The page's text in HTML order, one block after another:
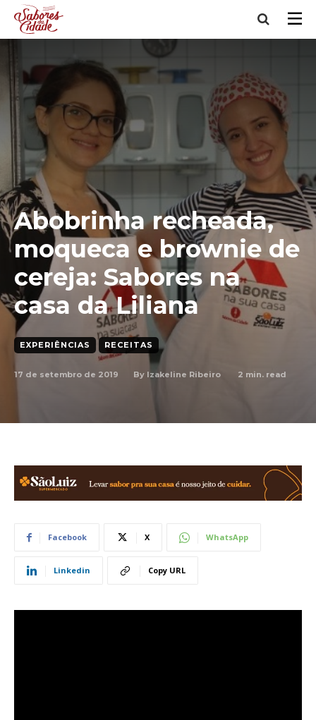
Abobrinha recheada,
moqueca e brownie de
cereja: Sabores na
casa da Liliana
EXPERIÊNCIAS RECEITAS
17 de setembro de 2019 By Izakeline Ribeiro 2 min. read
Facebook X WhatsApp
Linkedin Copy URL